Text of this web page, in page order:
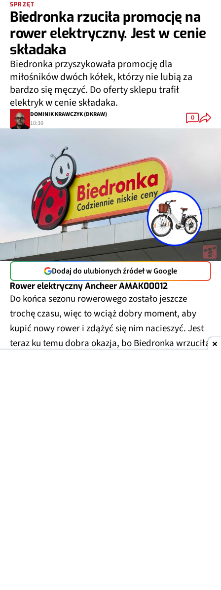
SPRZĘT
Biedronka rzuciła promocję na
rower elektryczny. Jest w cenie
składaka
Biedronka przyszykowała promocję dla
miłośników dwóch kółek, którzy nie lubią za
bardzo się męczyć. Do oferty sklepu trafił
elektryk w cenie składaka.
DOMINIK KRAWCZYK (DKRAW)
10:30
0
Dodaj do ulubionych źródeł w Google
Rower elektryczny Ancheer AMAK00012
Do końca sezonu rowerowego zostało jeszcze
trochę czasu, więc to wciąż dobry moment, aby
kupić nowy rower i zdążyć się nim nacieszyć. Jest
teraz ku temu dobra okazja, bo Biedronka wrzuciła